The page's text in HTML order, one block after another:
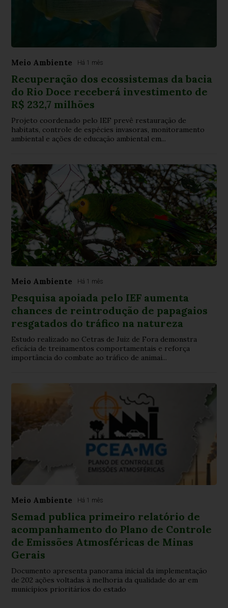
Meio Ambiente Há 1 mês
Recuperação dos ecossistemas da bacia
do Rio Doce receberá investimento de
R$ 232,7 milhões
Projeto coordenado pelo IEF prevê restauração de
habitats, controle de espécies invasoras, monitoramento
ambiental e ações de educação ambiental em...
Meio Ambiente Há 1 mês
Pesquisa apoiada pelo IEF aumenta
chances de reintrodução de papagaios
resgatados do tráfico na natureza
Estudo realizado no Cetras de Juiz de Fora demonstra
eficácia de treinamentos comportamentais e reforça
importância do combate ao tráfico de animai...
Meio Ambiente Há 1 mês
Semad publica primeiro relatório de
acompanhamento do Plano de Controle
de Emissões Atmosféricas de Minas
Gerais
Documento apresenta panorama inicial da implementação
de 202 ações voltadas à melhoria da qualidade do ar em
municípios prioritários do estado